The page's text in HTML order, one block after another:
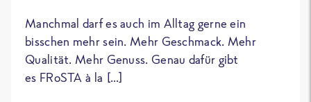
Manchmal darf es auch im Alltag gerne ein
bisschen mehr sein. Mehr Geschmack. Mehr
Qualität. Mehr Genuss. Genau dafür gibt
es FRoSTA à la […]